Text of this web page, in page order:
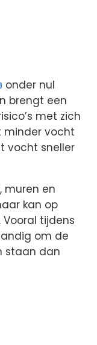
onder nul
brengt een
met zich
minder vocht
vocht sneller
muren en
kan op
tijdens
om de
staan dan